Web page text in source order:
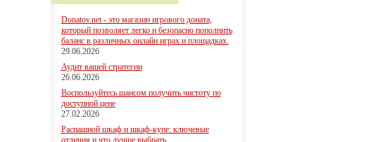
Donatov.net - это магазин игрового доната,
который позволяет легко и безопасно пополнить
баланс в различных онлайн играх и площадках.
29.06.2026
Аудит вашей стратегии
26.06.2026
Воспользуйтесь шансом получить чистоту по
доступной цене
27.02.2026
Распашной шкаф и шкаф-купе: ключевые
отличия и что лучше выбрать